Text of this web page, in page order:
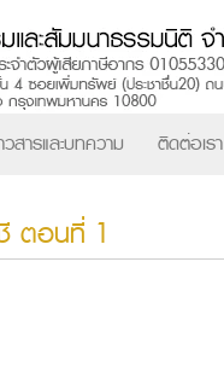
วสารและบทความ ติดต่อเรา
ตอนที่ 1